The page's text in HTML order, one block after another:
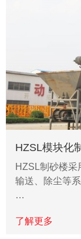
HZSL模块化
HZSL制砂楼采
输送、除尘等
…
了解更多